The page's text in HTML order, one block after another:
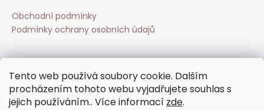
Tento web používá soubory cookie. Dalším
procházením tohoto webu vyjadřujete souhlas s
jejich používáním.. Více informací zde.
Obchodní podmínky
Podmínky ochrany osobních údajů
Přijímáme online platby